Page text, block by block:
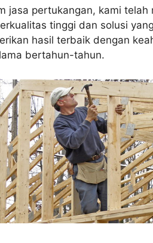
jasa pertukangan, kami telah
tinggi dan solusi
hasil terbaik dengan
bertahun-tahun.